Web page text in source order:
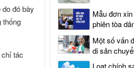
đó bày
thống
tác
Mẫu đơn
phiên tòa
Một số vấn
di sản
Loạt chính